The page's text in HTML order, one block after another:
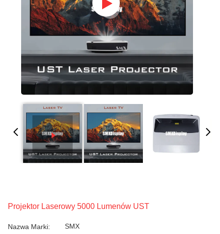
Projektor Laserowy 5000 Lumenów UST
Nazwa Marki: SMX